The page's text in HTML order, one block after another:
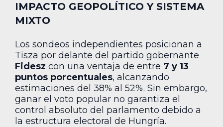
IMPACTO GEOPOLÍTICO Y SISTEMA
MIXTO
Los sondeos independientes posicionan a
Tisza por delante del partido gobernante
Fidesz con una ventaja de entre 7 y 13
puntos porcentuales, alcanzando
estimaciones del 38% al 52%. Sin embargo,
ganar el voto popular no garantiza el
control absoluto del parlamento debido a
la estructura electoral de Hungría.